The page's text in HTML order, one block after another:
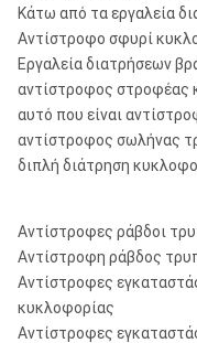
Κάτω από τα εργαλεία
Αντίστροφο σφυρί
Εργαλεία διατρήσεων
αντίστροφος στροφέας
αυτό που είναι
αντίστροφος σωλήνας
διπλή διάτρηση
Αντίστροφες ράβδοι
Αντίστροφη ράβδος
Αντίστροφες
κυκλοφορίας
Αντίστροφες